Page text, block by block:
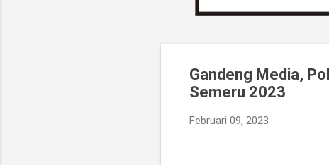
Gandeng Media,
Semeru 2023
Februari 09, 2023